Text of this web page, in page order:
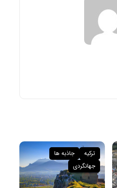
ترکیه
جاذبه ها
جهانگردی